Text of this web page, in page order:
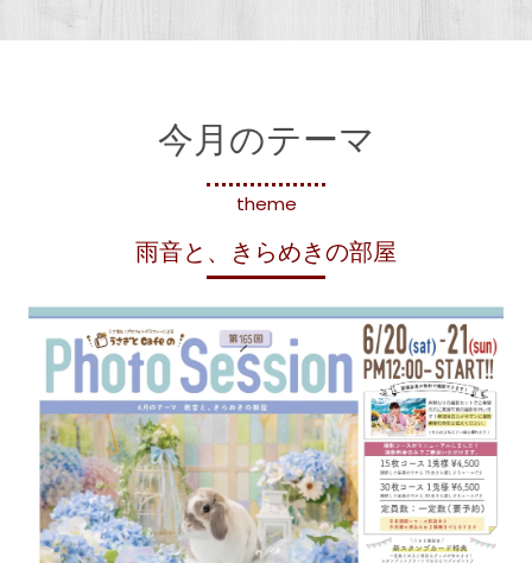
今月のテーマ
theme
雨音と、きらめきの部屋